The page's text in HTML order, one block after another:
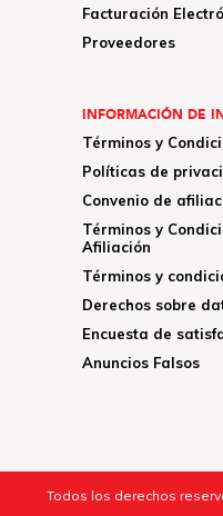
Facturación
Proveedores
INFORMACIÓN DE
Términos y
Políticas de
Convenio de
Términos y
Afiliación
Términos y
Derechos sobre
Encuesta de
Anuncios Falsos
Todos los derechos